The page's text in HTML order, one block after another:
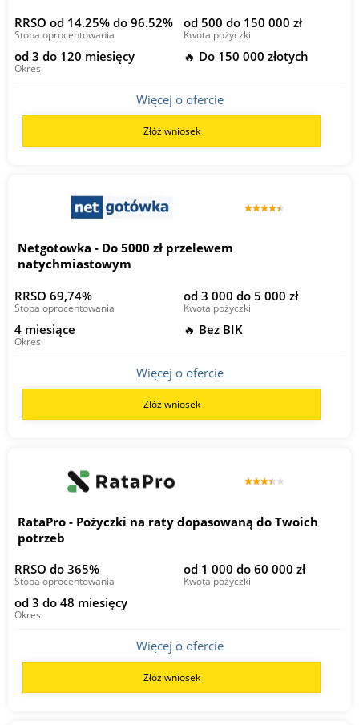
RRSO od 14.25% do 96.52%
Stopa oprocentowania
od 500 do 150 000 zł
Kwota pożyczki
od 3 do 120 miesięcy
Okres
🔥 Do 150 000 złotych
Więcej o ofercie
Złóż wniosek
Netgotowka - Do 5000 zł przelewem
natychmiastowym
RRSO 69,74%
Stopa oprocentowania
od 3 000 do 5 000 zł
Kwota pożyczki
4 miesiące
Okres
🔥 Bez BIK
Więcej o ofercie
Złóż wniosek
RataPro - Pożyczki na raty dopasowaną do Twoich
potrzeb
RRSO do 365%
Stopa oprocentowania
od 1 000 do 60 000 zł
Kwota pożyczki
od 3 do 48 miesięcy
Okres
Więcej o ofercie
Złóż wniosek